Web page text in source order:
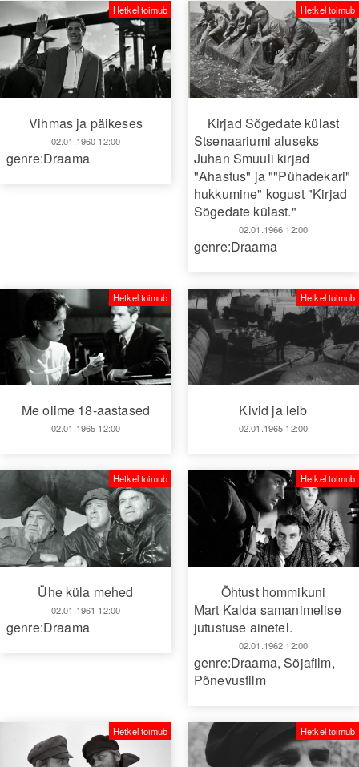
Vihmas ja päikeses
02.01.1960 12:00
Hetkel toimub
genre:Draama
Kirjad Sõgedate külast
Stsenaariumi aluseks
Juhan Smuuli kirjad
"Ahastus" ja ""Pühadekari"
hukkumine" kogust "Kirjad
Sõgedate külast."
02.01.1966 12:00
Hetkel toimub
genre:Draama
Me olime 18-aastased
02.01.1965 12:00
Hetkel toimub
Kivid ja leib
02.01.1965 12:00
Hetkel toimub
Ühe küla mehed
02.01.1961 12:00
Hetkel toimub
genre:Draama
Õhtust hommikuni
Mart Kalda samanimelise
jutustuse ainetel.
02.01.1962 12:00
Hetkel toimub
genre:Draama,Sõjafilm,
Põnevusfilm
Hetkel toimub Hetkel toimub